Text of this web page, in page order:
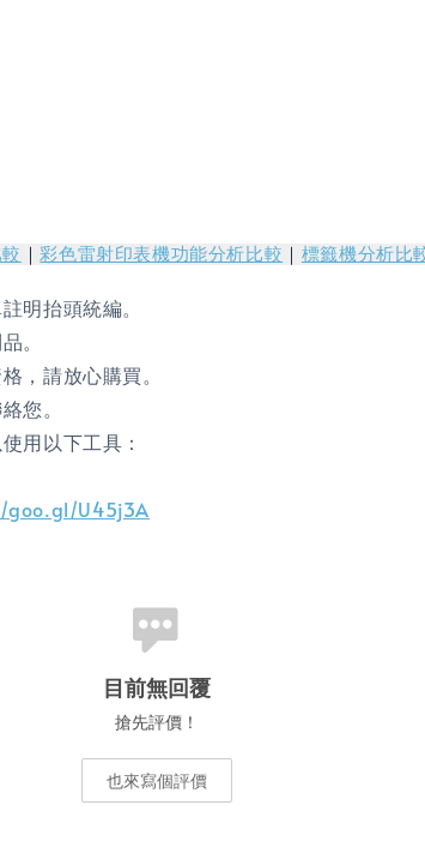
｜彩色雷射印表機功能分析比較 ｜ 標籤機分析比
明抬頭統編。
。
，請放心購買。
您。
用以下工具：
goo.gl/U45j3A
目前無回覆
搶先評價！
也來寫個評價